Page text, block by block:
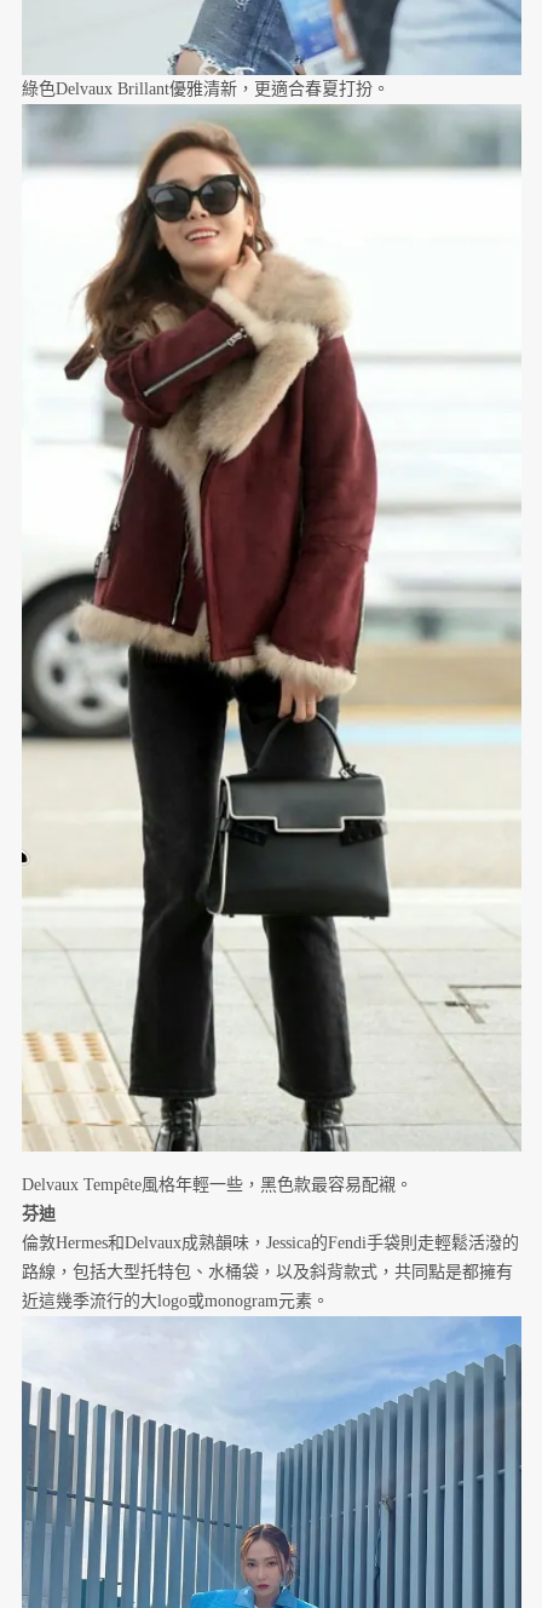
綠色Delvaux Brillant優雅清新，更適合春夏打扮。
Delvaux Tempête風格年輕一些，黑色款最容易配襯。
芬迪
倫敦Hermes和Delvaux成熟韻味，Jessica的Fendi手袋則走輕鬆活潑的
路線，包括大型托特包、水桶袋，以及斜背款式，共同點是都擁有
近這幾季流行的大logo或monogram元素。